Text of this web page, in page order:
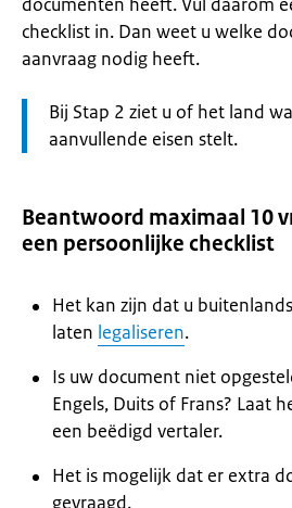
checklist in. Dan weet u welke
aanvraag nodig heeft.
Let
op:
Bij Stap 2 ziet u of het land
aanvullende eisen stelt.
Beantwoord maximaal 10
een persoonlijke checklist
Het kan zijn dat u
laten legaliseren.
Is uw document niet
Engels, Duits of Frans? Laat
een beëdigd vertaler.
Het is mogelijk dat er extra
gevraagd.